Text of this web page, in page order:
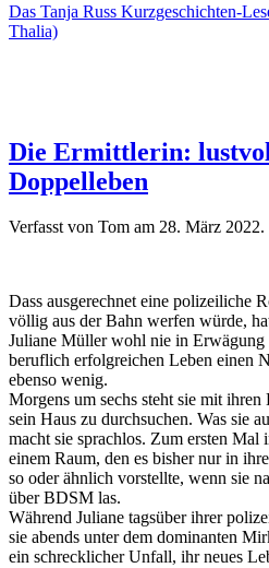
Das Tanja Russ Kurzgeschichten-
Thalia)
Die Ermittlerin:
Doppelleben
Verfasst von Tom am 28. März 2022.
Dass ausgerechnet eine polizeiliche
völlig aus der Bahn werfen würde,
Juliane Müller wohl nie in Erwägung
beruflich erfolgreichen Leben einen
ebenso wenig.
Morgens um sechs steht sie mit
sein Haus zu durchsuchen. Was sie
macht sie sprachlos. Zum ersten Mal
einem Raum, den es bisher nur in
so oder ähnlich vorstellte, wenn sie
über BDSM las.
Während Juliane tagsüber ihrer
sie abends unter dem dominanten
ein schrecklicher Unfall, ihr neues